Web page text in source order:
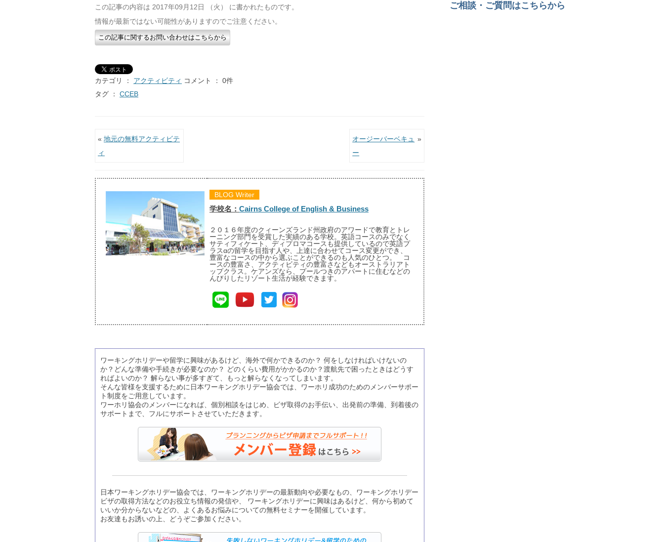
この記事の内容は 2017年09月12日 （火） に書かれたものです。
情報が最新ではない可能性がありますのでご注意ください。
この記事に関するお問い合わせはこちらから
カテゴリ ： アクティビティ コメント ： 0件
タグ ：
CCEB
投稿ナビゲーション
« 地元の無料アクティビテ
ィ
»
オージーバーベキュ
ー
BLOG Writer
学校名： Cairns College of English & Business
２０１６年度のクィーンズランド州政府のアワードで教育とトレ
ーニング部門を受賞した実績のある学校。英語コースのみでなく
サティフィケート、ディプロマコースも提供しているので英語プ
ラスαの留学を目指す人や、上達に合わせてコース変更ができ、
豊富なコースの中から選ぶことができるのも人気のひとつ。 コ
ースの豊富さ、アクティビティの豊富さなどもオーストラリアト
ップクラス。ケアンズなら、プールつきのアパートに住むなどの
んびりしたリゾート生活が経験できます。
ワーキングホリデーや留学に興味があるけど、海外で何かできるのか？ 何をしなければいけないの
か？どんな準備や手続きが必要なのか？ どのくらい費用がかかるのか？渡航先で困ったときはどうす
ればよいのか？ 解らない事が多すぎて、もっと解らなくなってしまいます。
そんな皆様を支援するために日本ワーキングホリデー協会では、ワーホリ成功のためのメンバーサポー
ト制度をご用意しています。
ワーホリ協会のメンバーになれば、個別相談をはじめ、ビザ取得のお手伝い、出発前の準備、到着後の
サポートまで、フルにサポートさせていただきます。
日本ワーキングホリデー協会では、ワーキングホリデーの最新動向や必要なもの、ワーキングホリデー
ビザの取得方法などのお役立ち情報の発信や、 ワーキングホリデーに興味はあるけど、何から初めて
いいか分からないなどの、よくあるお悩みについての無料セミナーを開催しています。
お友達もお誘いの上、どうぞご参加ください。
ご相談・ご質問はこちらから